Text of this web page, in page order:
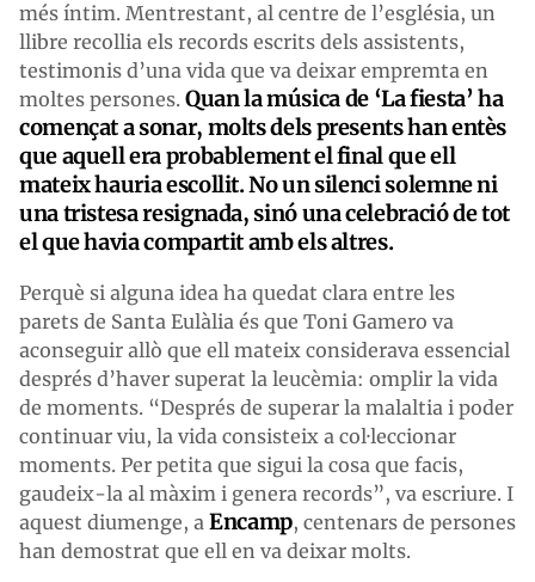
més íntim. Mentrestant, al centre de l’església, un
llibre recollia els records escrits dels assistents,
testimonis d’una vida que va deixar empremta en
moltes persones. Quan la música de ‘La fiesta’ha
començat a sonar, molts dels presents han entès
que aquell era probablement el final que ell
mateix hauria escollit. No un silenci solemne ni
una tristesa resignada, sinó una celebració de tot
el que havia compartit amb els altres.
Perquè si alguna idea ha quedat clara entre les
parets de Santa Eulàlia és que Toni Gamero va
aconseguir allò que ell mateix considerava essencial
després d’haver superat la leucèmia: omplir la vida
de moments. “Després de superar la malaltia i poder
continuar viu, la vida consisteix a col·leccionar
moments. Per petita que sigui la cosa que facis,
gaudeix-la al màxim i genera records”, va escriure. I
aquest diumenge, a Encamp, centenars de persones
han demostrat que ell en va deixar molts.